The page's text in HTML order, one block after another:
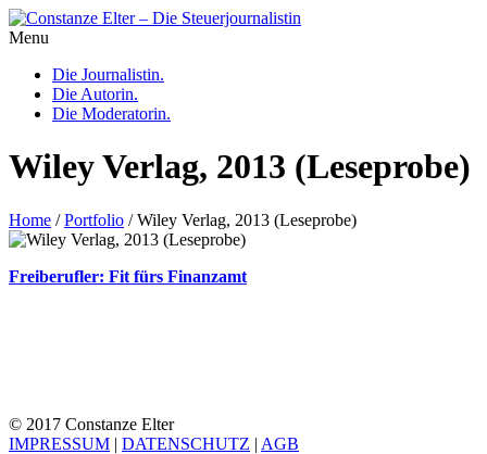
Menu
Die Journalistin.
Die Autorin.
Die Moderatorin.
Wiley Verlag, 2013 (Leseprobe)
Home /Portfolio /Wiley Verlag, 2013 (Leseprobe)
Freiberufler: Fit fürs Finanzamt
© 2017 Constanze Elter
IMPRESSUM | DATENSCHUTZ | AGB